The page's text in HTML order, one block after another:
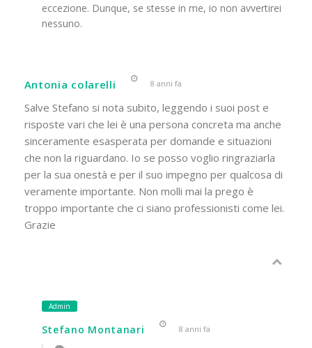
eccezione. Dunque, se stesse in me, io non avvertirei
nessuno.
Antonia colarelli 8 anni fa
Salve Stefano si nota subito, leggendo i suoi post e
risposte vari che lei è una persona concreta ma anche
sinceramente esasperata per domande e situazioni
che non la riguardano. Io se posso voglio ringraziarla
per la sua onestà e per il suo impegno per qualcosa di
veramente importante. Non molli mai la prego è
troppo importante che ci siano professionisti come lei.
Grazie
Admin
Stefano Montanari 8 anni fa